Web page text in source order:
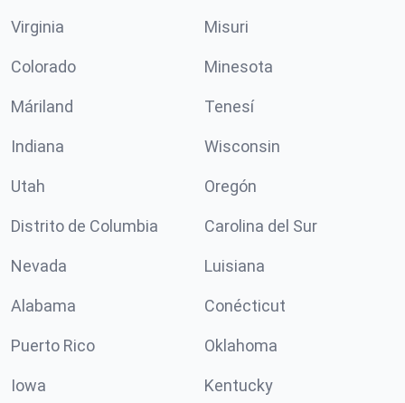
Virginia Misuri
Colorado Minesota
Máriland Tenesí
Indiana Wisconsin
Utah Oregón
Distrito de Columbia Carolina del Sur
Nevada Luisiana
Alabama Conécticut
Puerto Rico Oklahoma
Iowa Kentucky